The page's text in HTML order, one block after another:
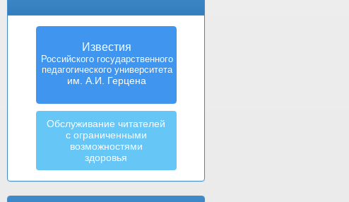
Известия
Российского государственного
педагогического университета
им. А.И. Герцена
Обслуживание читателей
с ограниченными
возможностями
здоровья